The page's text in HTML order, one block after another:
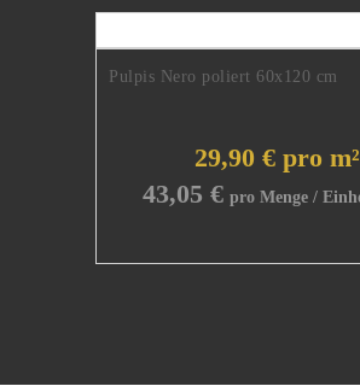
Pulpis Nero poliert 60x120 cm
29,90 € pro m²
43,05 €